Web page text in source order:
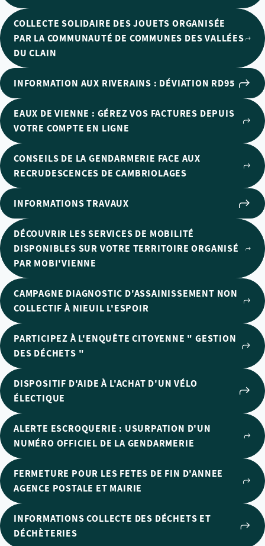
COLLECTE SOLIDAIRE DES JOUETS ORGANISÉE
PAR LA COMMUNAUTÉ DE COMMUNES DES VALLÉES
DU CLAIN
INFORMATION AUX RIVERAINS : DÉVIATION RD95
EAUX DE VIENNE : GÉREZ VOS FACTURES DEPUIS
VOTRE COMPTE EN LIGNE
CONSEILS DE LA GENDARMERIE FACE AUX
RECRUDESCENCES DE CAMBRIOLAGES
INFORMATIONS TRAVAUX
DÉCOUVRIR LES SERVICES DE MOBILITÉ
DISPONIBLES SUR VOTRE TERRITOIRE ORGANISÉ
PAR MOBI'VIENNE
CAMPAGNE DIAGNOSTIC D'ASSAINISSEMENT NON
COLLECTIF À NIEUIL L'ESPOIR
PARTICIPEZ À L'ENQUÊTE CITOYENNE " GESTION
DES DÉCHETS "
DISPOSITIF D'AIDE À L'ACHAT D'UN VÉLO
ÉLECTIQUE
ALERTE ESCROQUERIE : USURPATION D'UN
NUMÉRO OFFICIEL DE LA GENDARMERIE
FERMETURE POUR LES FETES DE FIN D'ANNEE
AGENCE POSTALE ET MAIRIE
INFORMATIONS COLLECTE DES DÉCHETS ET
DÉCHÈTERIES